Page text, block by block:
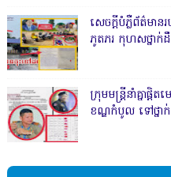
សេចក្តីបំភ្លឺព័ត៌មាន
ភូតភរ កុហសថ្នាក់ដឹ
ក្រុមមន្ត្រីនាំគ្នាផ្
ខណ្ឌកំបូល ទៅថ្នា